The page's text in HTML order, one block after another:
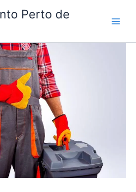
Perto de